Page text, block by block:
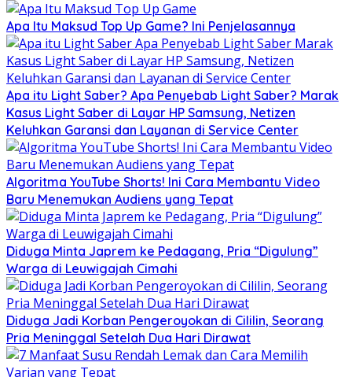
Apa Itu Maksud Top Up Game? Ini Penjelasannya
Apa itu Light Saber? Apa Penyebab Light Saber? Marak
Kasus Light Saber di Layar HP Samsung, Netizen
Keluhkan Garansi dan Layanan di Service Center
Algoritma YouTube Shorts! Ini Cara Membantu Video
Baru Menemukan Audiens yang Tepat
Diduga Minta Japrem ke Pedagang, Pria “Digulung”
Warga di Leuwigajah Cimahi
Diduga Jadi Korban Pengeroyokan di Cililin, Seorang
Pria Meninggal Setelah Dua Hari Dirawat